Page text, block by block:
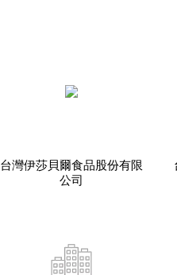
台灣伊莎貝爾食品股份有限
公司